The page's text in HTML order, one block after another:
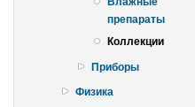
препараты
Коллекции
Приборы
Физика